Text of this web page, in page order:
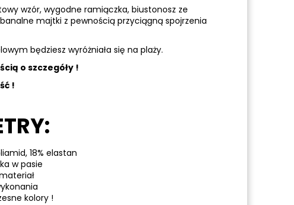
wzór, wygodne ramiączka, biustonosz ze
majtki z pewnością przyciągną spojrzenia
będziesz wyróżniała się na plaży.
o szczegóły !
!
18% elastan
w pasie
kolory !